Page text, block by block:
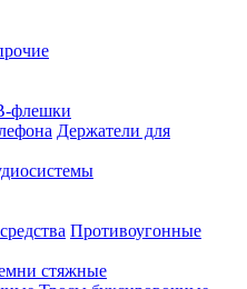
флешки
Держатели для
Противоугонные
стяжные